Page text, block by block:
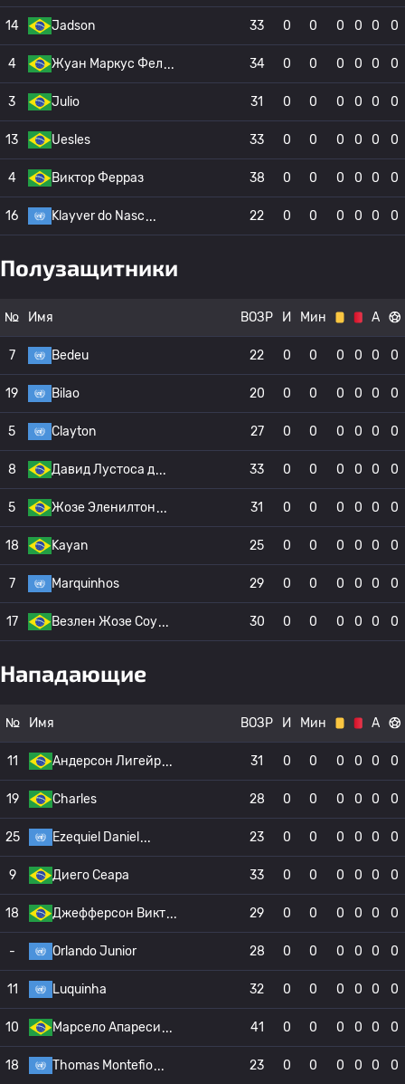
14 Jadson 33 0 0 0 0 0 0
4 Жуан Маркус Фел 34 0 0 0 0 0 0
3 Julio 31 0 0 0 0 0 0
13 Uesles 33 0 0 0 0 0 0
4 Виктор Ферраз 38 0 0 0 0 0 0
16 Klayver do Nasc 22 0 0 0 0 0 0
Полузащитники
№ Имя ВОЗР И Мин А
7 Bedeu 22 0 0 0 0 0 0
19 Bilao 20 0 0 0 0 0 0
5 Clayton 27 0 0 0 0 0 0
8 Давид Лустоса д 33 0 0 0 0 0 0
5 Жозе Эленилтон 31 0 0 0 0 0 0
18 Kayan 25 0 0 0 0 0 0
7 Marquinhos 29 0 0 0 0 0 0
17 Везлен Жозе Соу 30 0 0 0 0 0 0
Нападающие
№ Имя ВОЗР И Мин А
11 Андерсон Лигейр 31 0 0 0 0 0 0
19 Charles 28 0 0 0 0 0 0
25 Ezequiel Daniel 23 0 0 0 0 0 0
9 Диего Сеара 33 0 0 0 0 0 0
18 Джефферсон Викт 29 0 0 0 0 0 0
- Orlando Junior 28 0 0 0 0 0 0
11 Luquinha 32 0 0 0 0 0 0
10 Марсело Апареси 41 0 0 0 0 0 0
18 Thomas Montefio 23 0 0 0 0 0 0